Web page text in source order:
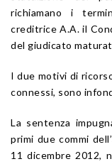
richiamano i
creditrice A.A. il
del giudicato
I due motivi di
connessi, sono
La sentenza
primi due commi
11 dicembre 2012,